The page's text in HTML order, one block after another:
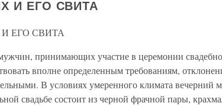
И ЕГО СВИТА
ЕГО СВИТА
принимающих участие в церемонии
вполне определенным требованиям,
В условиях умеренного климата вечерний
свадьбе состоит из черной фрачной пары,